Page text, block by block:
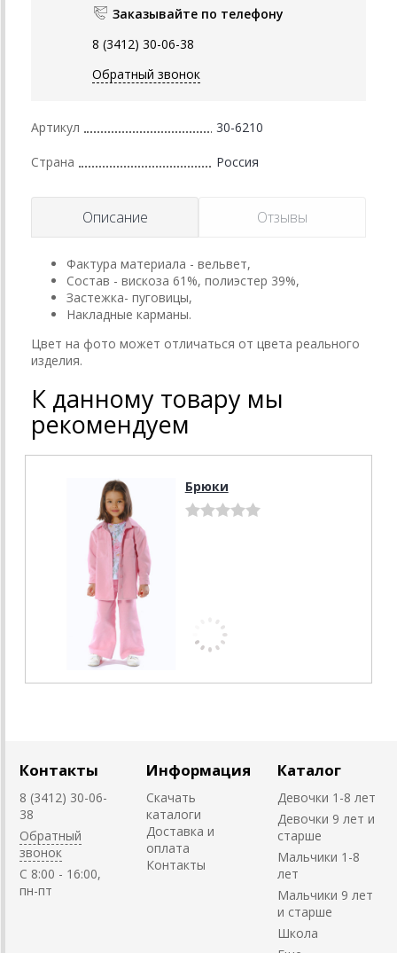
Заказывайте по телефону
8 (3412) 30-06-38
Обратный звонок
Артикул 30-6210
Страна Россия
Описание Отзывы
Фактура материала - вельвет,
Состав - вискоза 61%, полиэстер 39%,
Застежка- пуговицы,
Накладные карманы.
Цвет на фото может отличаться от цвета реального
изделия.
К данному товару мы
рекомендуем
Брюки
Контакты
8 (3412) 30-06-
38
Обратный
звонок
C 8:00 - 16:00,
пн-пт
Информация
Скачать
каталоги
Доставка и
оплата
Контакты
Каталог
Девочки 1-8 лет
Девочки 9 лет и
старше
Мальчики 1-8
лет
Мальчики 9 лет
и старше
Школа